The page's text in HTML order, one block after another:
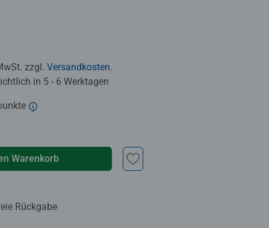
zzgl. Versandkosten.
in 5 - 6 Werktagen
Warenkorb
Rückgabe